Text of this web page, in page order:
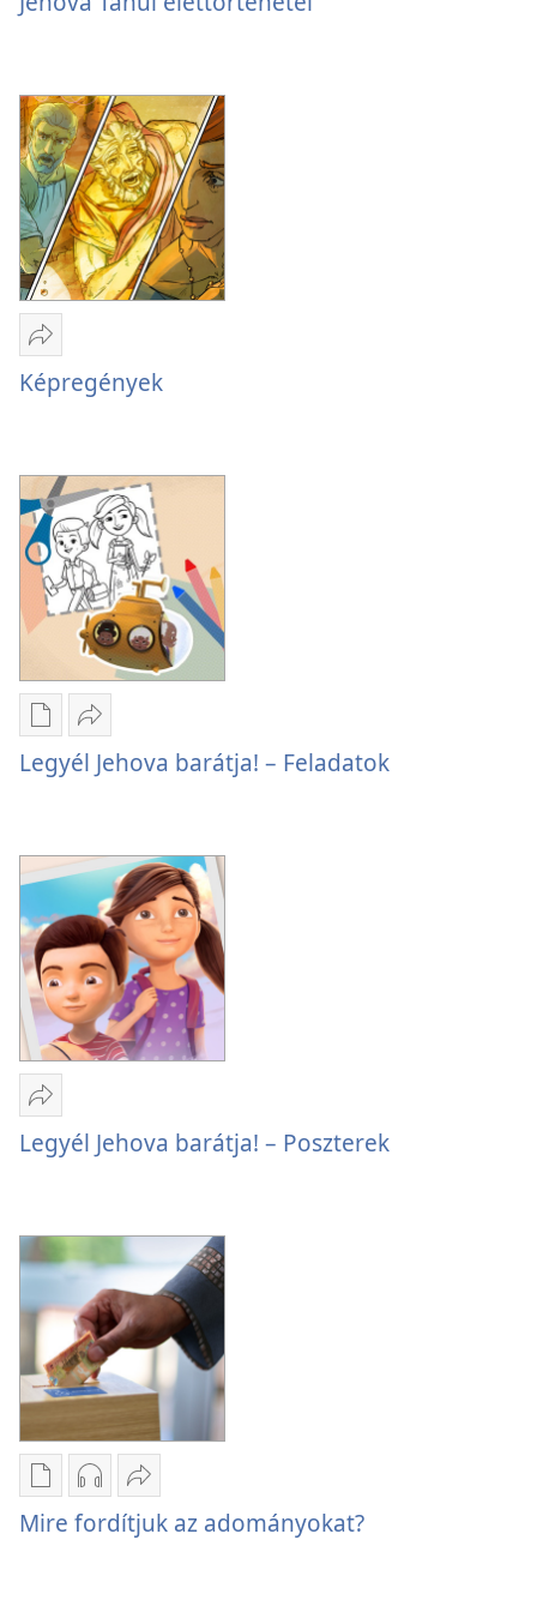
élettörténetei
élettörténetei
Megosztás
Képregények
Képregények
Kiadványok
letöltési
lehetőségei
barátja!
Feladatok
Megosztás
Legyél
Jehova
Feladatok
Legyél Jehova barátja! – Feladatok
Megosztás
Legyél
Jehova
Poszterek
Legyél Jehova barátja! – Poszterek
Kiadványok
letöltési
lehetőségei
Hangfelvételek
letöltési
lehetőségei
Megosztás
Mire
fordítjuk
Mire fordítjuk az adományokat?